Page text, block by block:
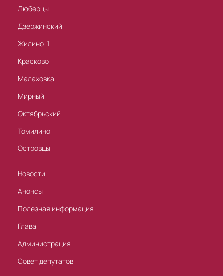
Люберцы
Дзержинский
Жилино-1
Красково
Малаховка
Мирный
Октябрьский
Томилино
Островцы
Новости
Анонсы
Полезная информация
Глава
Администрация
Совет депутатов